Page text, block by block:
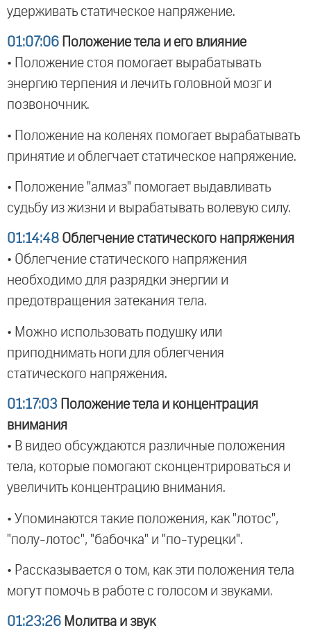
удерживать статическое напряжение.
01:07:06 Положение тела и его влияние
• Положение стоя помогает вырабатывать
энергию терпения и лечить головной мозг и
позвоночник.
• Положение на коленях помогает вырабатывать
принятие и облегчает статическое напряжение.
• Положение "алмаз" помогает выдавливать
судьбу из жизни и вырабатывать волевую силу.
01:14:48 Облегчение статического напряжения
• Облегчение статического напряжения
необходимо для разрядки энергии и
предотвращения затекания тела.
• Можно использовать подушку или
приподнимать ноги для облегчения
статического напряжения.
01:17:03 Положение тела и концентрация
внимания
• В видео обсуждаются различные положения
тела, которые помогают сконцентрироваться и
увеличить концентрацию внимания.
• Упоминаются такие положения, как "лотос",
"полу-лотос", "бабочка" и "по-турецки".
• Рассказывается о том, как эти положения тела
могут помочь в работе с голосом и звуками.
01:23:26 Молитва и звук